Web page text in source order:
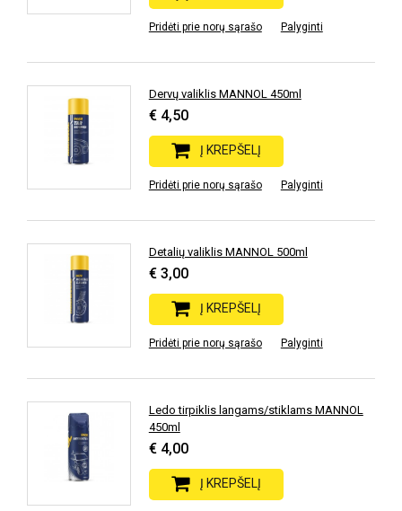
Pridėti prie norų sąrašo Palyginti
Dervų valiklis MANNOL 450ml
€ 4,50
Į KREPŠELĮ
Pridėti prie norų sąrašo Palyginti
Detalių valiklis MANNOL 500ml
€ 3,00
Į KREPŠELĮ
Pridėti prie norų sąrašo Palyginti
Ledo tirpiklis langams/stiklams MANNOL
450ml
€ 4,00
Į KREPŠELĮ